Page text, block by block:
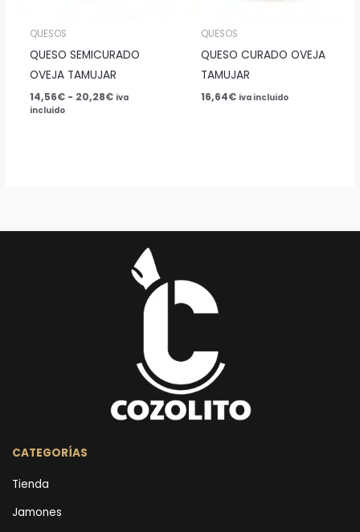
QUESOS
QUESO SEMICURADO
OVEJA TAMUJAR
14,56€ - 20,28€ iva
incluido
QUESOS
QUESO CURADO OVEJA
TAMUJAR
16,64€ iva incluido
CATEGORÍAS
Tienda
Jamones